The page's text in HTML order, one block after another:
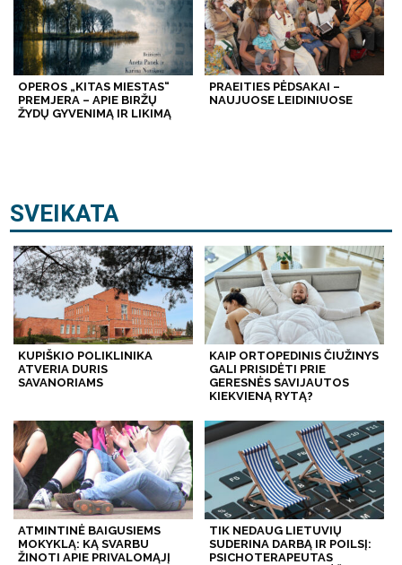
OPEROS „KITAS MIESTAS“
PREMJERA – APIE BIRŽŲ
ŽYDŲ GYVENIMĄ IR LIKIMĄ
PRAEITIES PĖDSAKAI –
NAUJUOSE LEIDINIUOSE
SVEIKATA
KUPIŠKIO POLIKLINIKA
ATVERIA DURIS
SAVANORIAMS
KAIP ORTOPEDINIS ČIUŽINYS
GALI PRISIDĖTI PRIE
GERESNĖS SAVIJAUTOS
KIEKVIENĄ RYTĄ?
ATMINTINĖ BAIGUSIEMS
MOKYKLĄ: KĄ SVARBU
ŽINOTI APIE PRIVALOMĄJĮ
TIK NEDAUG LIETUVIŲ
SUDERINA DARBĄ IR POILSĮ:
PSICHOTERAPEUTAS